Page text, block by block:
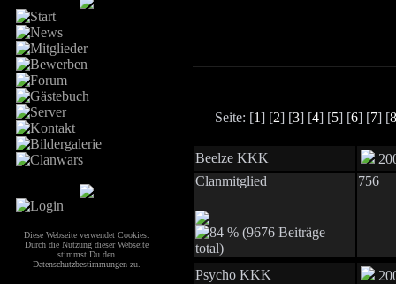
Diese Webseite verwendet Cookies.
Durch die Nutzung dieser Webseite
stimmst Du den
Datenschutzbestimmungen zu.
Seite: [1] [2] [3] [4] [5] [6] [7] [8
Beelze KKK
Clanmitglied
756
Psycho KKK